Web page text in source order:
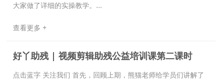
大家做了详细的实操教学。...
查看更多 +
好丫助残 | 视频剪辑助残公益培训课第二课时
点击蓝字 关注我们 首先，回顾上期，熊猫老师给学员们讲解了